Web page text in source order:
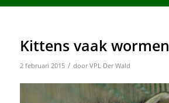
Kittens vaak wormen
2 februari 2015 / doorVPL Der Wald